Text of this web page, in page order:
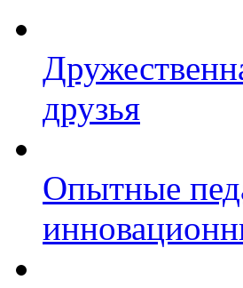
друзья
Опытные